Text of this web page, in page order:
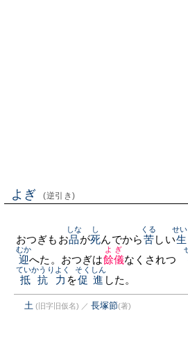
よぎ (逆引き)
おつぎもお品
しな
が死
し
んでから苦
くる
しい
せ
迎
むか
へた。おつぎは餘儀
よぎ
なくされつゝ
抵抗力
ていかうりよく
を促進
そくしん
した。
土 (旧字旧仮名) ／ 長塚節(著)